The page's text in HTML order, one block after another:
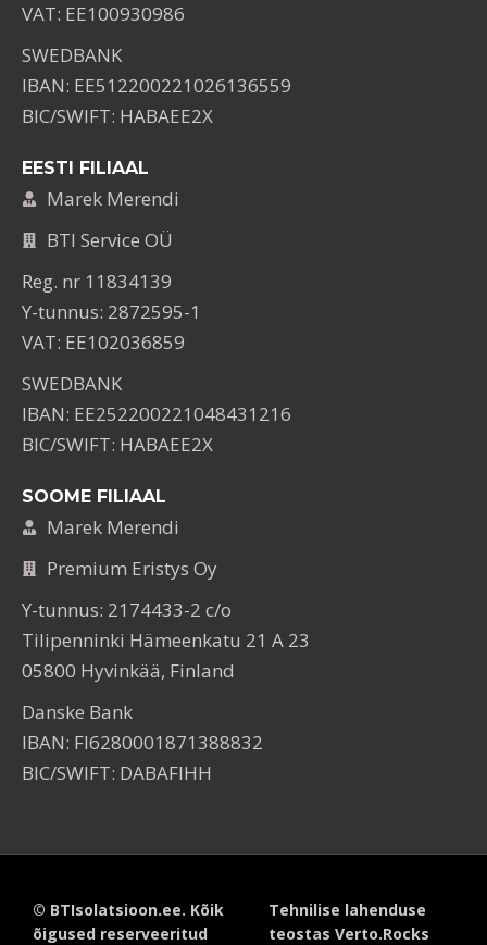
VAT: EE100930986
SWEDBANK
IBAN: EE512200221026136559
BIC/SWIFT: HABAEE2X
EESTI FILIAAL
Marek Merendi
BTI Service OÜ
Reg. nr 11834139
Y-tunnus: 2872595-1
VAT: EE102036859
SWEDBANK
IBAN: EE252200221048431216
BIC/SWIFT: HABAEE2X
SOOME FILIAAL
Marek Merendi
Premium Eristys Oy
Y-tunnus: 2174433-2 c/o
Tilipenninki Hämeenkatu 21 A 23
05800 Hyvinkää, Finland
Danske Bank
IBAN: FI6280001871388832
BIC/SWIFT: DABAFIHH
© BTIsolatsioon.ee. Kõik
õigused reserveeritud
Tehnilise lahenduse
teostas Verto.Rocks